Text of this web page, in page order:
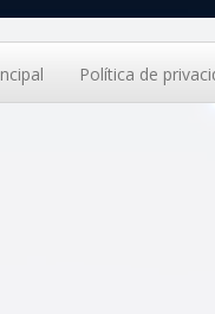
Política de